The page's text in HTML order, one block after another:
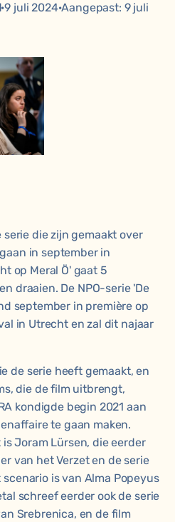
juli 2024·Aangepast: 9 juli
die zijn gemaakt over
in september in
op Meral Ö' gaat 5
draaien. De NPO-serie 'De
september in première op
in Utrecht en zal dit najaar
de serie heeft gemaakt, en
die de film uitbrengt,
kondigde begin 2021 aan
te gaan maken.
Joram Lürsen, die eerder
van het Verzeten de serie
scenario is van Alma Popeyus
schreef eerder ook de serie
Srebrenica, en de film